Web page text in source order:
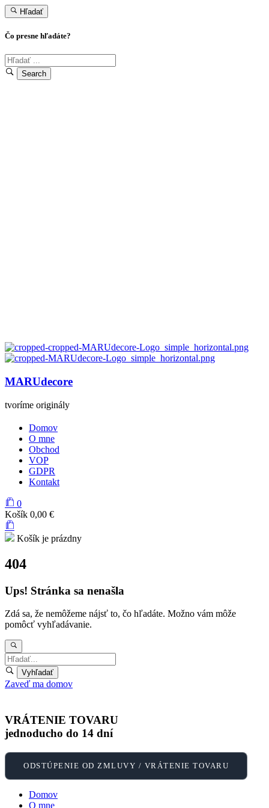
Hľadať
Čo presne hľadáte?
MARUdecore
tvoríme originály
Domov
O mne
Obchod
VOP
GDPR
Kontakt
0
Košík 0,00 €
Košík je prázdny
404
Ups! Stránka sa nenašla
Zdá sa, že nemôžeme nájsť to, čo hľadáte. Možno vám môže
pomôcť vyhľadávanie.
Zaveď ma domov
VRÁTENIE TOVARU
jednoducho do 14 dní
ODSTÚPENIE OD ZMLUVY / VRÁTENIE TOVARU
Domov
O mne